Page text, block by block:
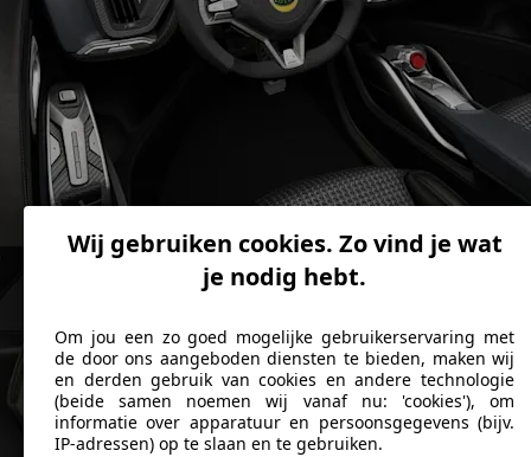
Wij gebruiken cookies. Zo vind je wat
je nodig hebt.
Om jou een zo goed mogelijke gebruikerservaring met
de door ons aangeboden diensten te bieden, maken wij
en derden gebruik van cookies en andere technologie
(beide samen noemen wij vanaf nu: 'cookies'), om
informatie over apparatuur en persoonsgegevens (bijv.
IP-adressen) op te slaan en te gebruiken.